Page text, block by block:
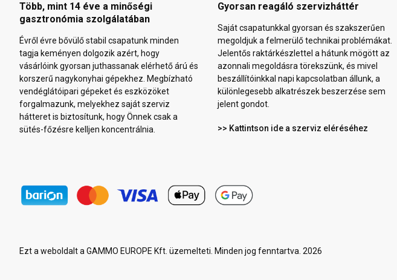
Több, mint 14 éve a minőségi
gasztronómia szolgálatában
Évről évre bővülő stabil csapatunk minden
tagja keményen dolgozik azért, hogy
vásárlóink gyorsan juthassanak elérhető árú és
korszerű nagykonyhai gépekhez. Megbízható
vendéglátóipari gépeket és eszközöket
forgalmazunk, melyekhez saját szerviz
hátteret is biztosítunk, hogy Önnek csak a
sütés-főzésre kelljen koncentrálnia.
Gyorsan reagáló szervizháttér
Saját csapatunkkal gyorsan és szakszerűen
megoldjuk a felmerülő technikai problémákat.
Jelentős raktárkészlettel a hátunk mögött az
azonnali megoldásra törekszünk, és mivel
beszállítóinkkal napi kapcsolatban állunk, a
különlegesebb alkatrészek beszerzése sem
jelent gondot.
>> Kattintson ide a szerviz eléréséhez
Ezt a weboldalt a GAMMO EUROPE Kft. üzemelteti. Minden jog fenntartva. 2026